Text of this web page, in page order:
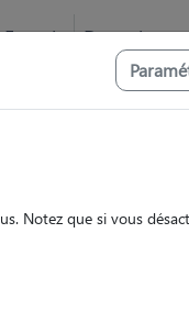
Favoris Devenir
Notez que si vous